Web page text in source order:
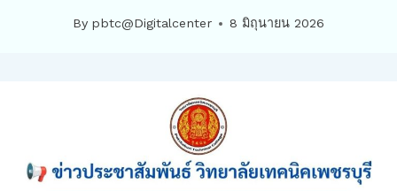
By pbtc@Digitalcenter 8 มิถุนายน 2026